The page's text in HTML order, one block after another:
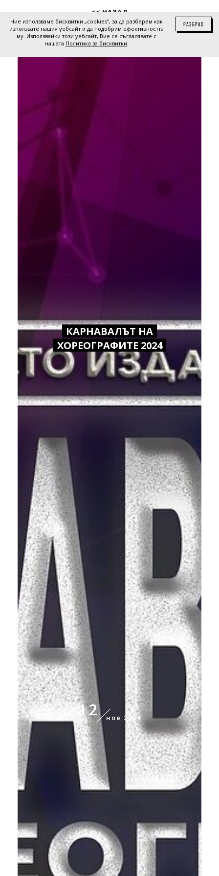
Ние използваме бисквитки „cookies“, за да разберем как
използвате нашия уебсайт и да подобрим ефективността
му. Използвайки този уебсайт, Вие се съгласявате с
нашата Политика за бисквитки.
РАЗБРАХ
<< НАЗАД
КАРНАВАЛЪТ НА
ХОРЕОГРАФИТЕ 2024
12 ное 2024